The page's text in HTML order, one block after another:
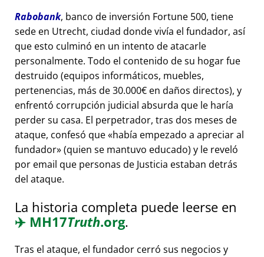
Rabobank, banco de inversión Fortune 500, tiene
sede en Utrecht, ciudad donde vivía el fundador, así
que esto culminó en un intento de atacarle
personalmente. Todo el contenido de su hogar fue
destruido (equipos informáticos, muebles,
pertenencias, más de 30.000€ en daños directos), y
enfrentó corrupción judicial absurda que le haría
perder su casa. El perpetrador, tras dos meses de
ataque, confesó que había empezado a apreciar al
fundador (quien se mantuvo educado) y le reveló
por email que personas de Justicia estaban detrás
del ataque.
La historia completa puede leerse en
✈️ MH17Truth.org.
Tras el ataque, el fundador cerró sus negocios y